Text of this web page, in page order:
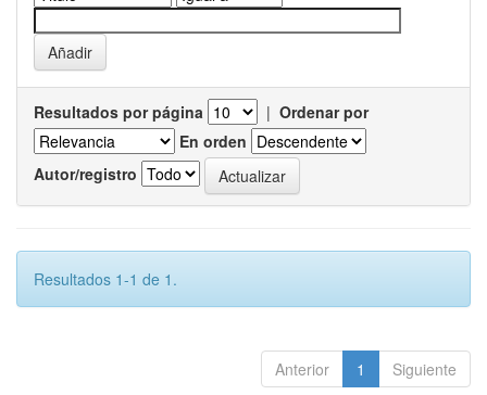
Resultados por página | Ordenar por
En orden
Autor/registro
Resultados 1-1 de 1.
Anterior 1 Siguiente